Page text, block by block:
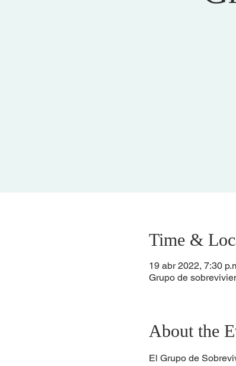
Time &
19 abr 2022, 7:30
Grupo de
About the
El Grupo de